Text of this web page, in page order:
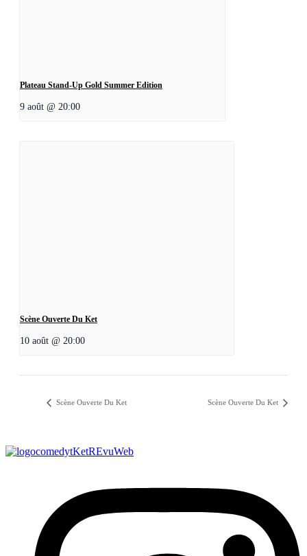
Plateau Stand-Up Gold Summer Edition
9 août @ 20:00
Scène Ouverte Du Ket
10 août @ 20:00
Scène Ouverte Du Ket Scène Ouverte Du Ket